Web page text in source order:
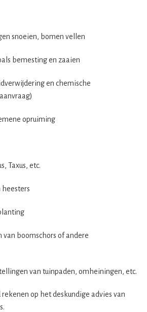
snoeien, bomen vellen
bemesting en zaaien
en chemische
opruiming
Taxus, etc.
heesters
van boomschors of andere
van tuinpaden, omheiningen, etc.
op het deskundige advies van